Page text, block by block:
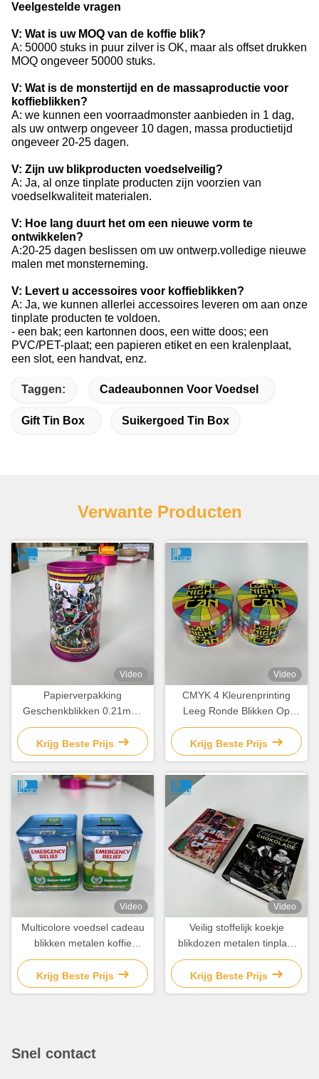
Veelgestelde vragen
V: Wat is uw MOQ van de koffie blik?
A: 50000 stuks in puur zilver is OK, maar als offset drukken
MOQ ongeveer 50000 stuks.
V: Wat is de monstertijd en de massaproductie voor
koffieblikken?
A: we kunnen een voorraadmonster aanbieden in 1 dag,
als uw ontwerp ongeveer 10 dagen, massa productietijd
ongeveer 20-25 dagen.
V: Zijn uw blikproducten voedselveilig?
A: Ja, al onze tinplate producten zijn voorzien van
voedselkwaliteit materialen.
V: Hoe lang duurt het om een nieuwe vorm te
ontwikkelen?
A:20-25 dagen beslissen om uw ontwerp.volledige nieuwe
malen met monsterneming.
V: Levert u accessoires voor koffieblikken?
A: Ja, we kunnen allerlei accessoires leveren om aan onze
tinplate producten te voldoen.
- een bak; een kartonnen doos, een witte doos; een
PVC/PET-plaat; een papieren etiket en een kralenplaat,
een slot, een handvat, enz.
Taggen: Cadeaubonnen Voor Voedsel
Gift Tin Box Suikergoed Tin Box
Verwante Producten
Video
Papierverpakking
Geschenkblikken 0.21mm-
0.35mm Aanpasbare
chocolade doosblik met
deksel
Krijg Beste Prijs
Video
CMYK 4 Kleurenprinting
Leeg Ronde Blikken Op
maat Gemaakte Biskotten
Blik Container
Krijg Beste Prijs
Video
Multicolore voedsel cadeau
blikken metalen koffie
blikken thee en suiker
blikken
Krijg Beste Prijs
Video
Veilig stoffelijk koekje
blikdozen metalen tinplaat
chocolade blikdoos
Krijg Beste Prijs
Snel contact